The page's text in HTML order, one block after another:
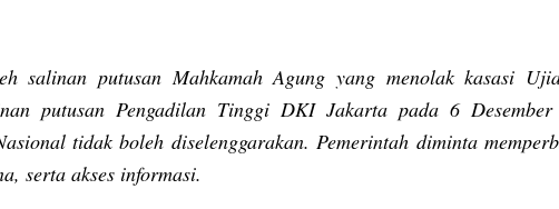
salinan putusan Mahkamah Agung yang menolak kasasi
putusan Pengadilan Tinggi DKI Jakarta pada 6
tidak boleh diselenggarakan. Pemerintah diminta
serta akses informasi.